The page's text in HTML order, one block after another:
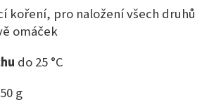
koření, pro naložení všech druhů
omáček
do 25 °C
50g